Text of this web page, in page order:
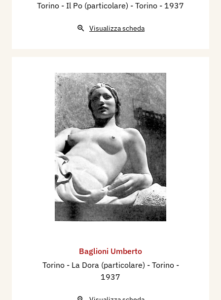
Torino - Il Po (particolare) - Torino - 1937
Visualizza scheda
Baglioni Umberto
Torino - La Dora (particolare) - Torino -
1937